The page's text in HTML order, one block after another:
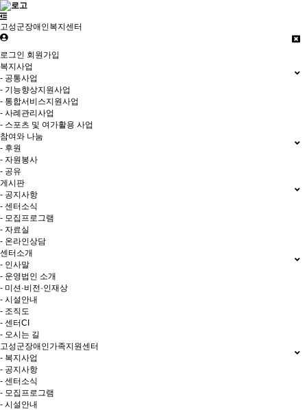
고성군장애인복지센터
로그인 회원가입
복지사업
- 공통사업
- 기능향상지원사업
- 통합서비스지원사업
- 사례관리사업
- 스포츠 및 여가활용 사업
참여와 나눔
- 후원
- 자원봉사
- 공유
게시판
- 공지사항
- 센터소식
- 모집프로그램
- 자료실
- 온라인상담
센터소개
- 인사말
- 운영법인 소개
- 미션·비전·인재상
- 시설안내
- 조직도
- 센터CI
- 오시는 길
고성군장애인가족지원센터
- 복지사업
- 공지사항
- 센터소식
- 모집프로그램
- 시설안내